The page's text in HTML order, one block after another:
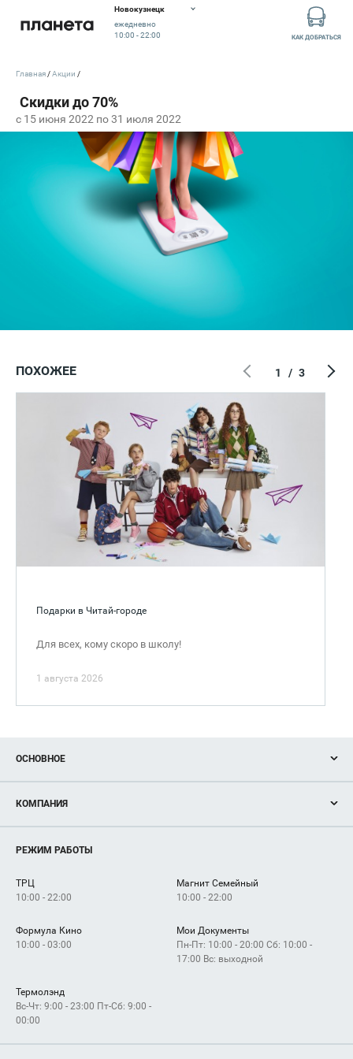
Новокузнецк
ежедневно
10:00 - 22:00
КАК ДОБРАТЬСЯ
c 15 июня 2022 по 31 июля 2022
Главная Акции
ПОХОЖЕЕ
Подарки в Читай-городе
Для всех, кому скоро в школу!
1 августа 2026
1 / 3
ОСНОВНОЕ
Новости
Магазины
Услуги
КОМПАНИЯ
Рекламодателям
Как добраться
РЕЖИМ РАБОТЫ
ТРЦ
10:00 - 22:00
Магнит Семейный
10:00 - 22:00
Формула Кино
10:00 - 03:00
Мои Документы
Пн-Пт: 10:00 - 20:00 Сб: 10:00 -
17:00 Вс: выходной
Термолэнд
Вс-Чт: 9:00 - 23:00 Пт-Сб: 9:00 -
00:00